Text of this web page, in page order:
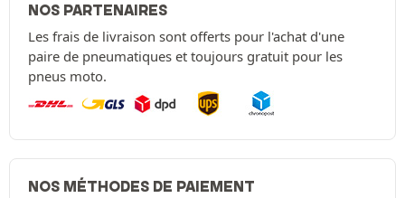
NOS PARTENAIRES
Les frais de livraison sont offerts pour l'achat d'une
paire de pneumatiques et toujours gratuit pour les
pneus moto.
NOS MÉTHODES DE PAIEMENT